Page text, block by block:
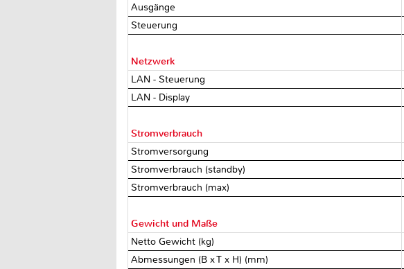
Ausgänge
Steuerung
Netzwerk
LAN - Steuerung
LAN - Display
Stromverbrauch
Stromversorgung
Stromverbrauch (standby)
Stromverbrauch (max)
Gewicht und Maße
Netto Gewicht (kg)
Abmessungen (B x T x H) (mm)